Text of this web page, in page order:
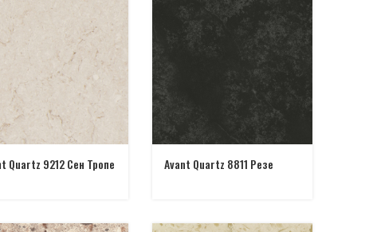
Quartz 9212 Сен Тропе Avant Quartz 8811 Резе